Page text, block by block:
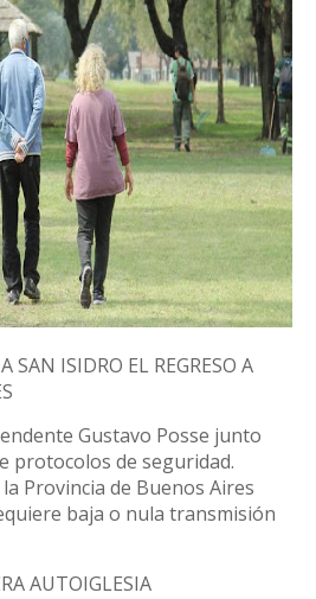
SAN ISIDRO EL REGRESO A
Gustavo Posse junto
protocolos de seguridad.
Provincia de Buenos Aires
baja o nula transmisión
AUTOIGLESIA